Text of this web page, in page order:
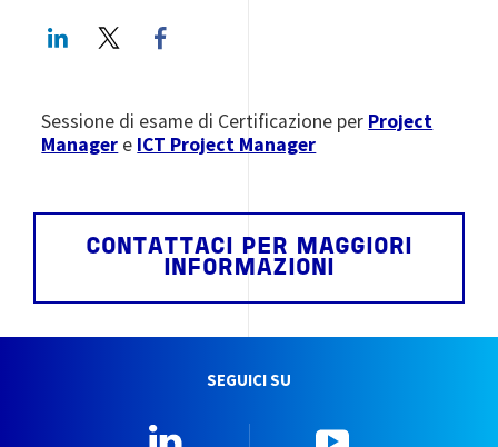
LinkedInTwitter
Sessione di esame di Certificazione per Project
Manager e ICT Project Manager
CONTATTACI PER MAGGIORI
INFORMAZIONI
SEGUICI SU